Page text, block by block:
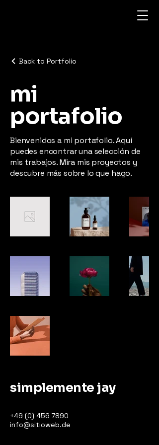
Back to Portfolio
mi
portafolio
Bienvenidos a mi portafolio. Aquí
puedes encontrar una selección de
mis trabajos. Mira mis proyectos y
descubre más sobre lo que hago.
simplemente jay
+49 (0) 456 7890
info@sitioweb.de